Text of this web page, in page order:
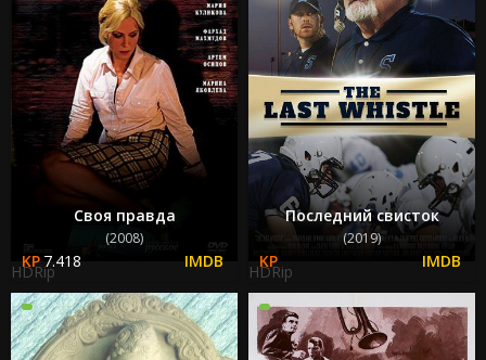
Своя правда
(2008)
7.418
HDRip
Последний свисток
(2019)
HDRip